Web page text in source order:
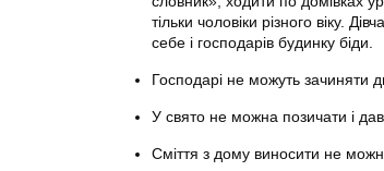
тільки чоловіки різного віку.
себе і господарів будинку біди.
Господарі не можуть зачиняти
У свято не можна позичати і
Сміття з дому виносити не